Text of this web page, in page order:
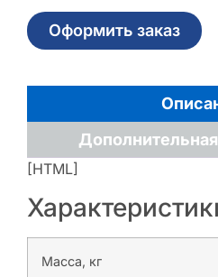
Оформить заказ
[HTML]
Масса, кг